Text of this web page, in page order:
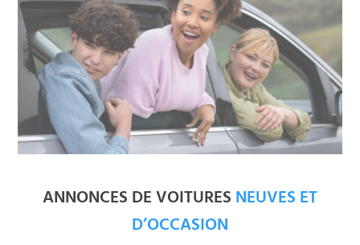
ANNONCES DE VOITURES NEUVES ET
D’OCCASION